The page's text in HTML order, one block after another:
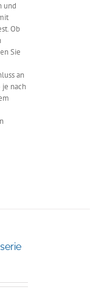
und
Ob
Sie
an
je nach